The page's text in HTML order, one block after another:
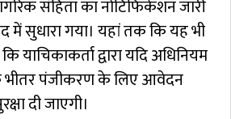
संहिता का नोटिफिकेशन जारी
में सुधारा गया। यहां तक कि यह भी
याचिकाकर्ता द्वारा यदि अधिनियम
पंजीकरण के लिए आवेदन
दी जाएगी।